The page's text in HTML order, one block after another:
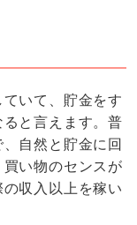
いて、貯金をす
と言えます。普
自然と貯金に回
い物のセンスが
収入以上を稼い